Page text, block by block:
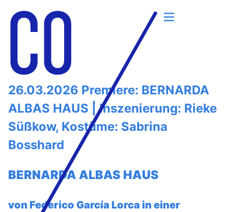
Skip
to
content
26.03.2026 Premiere: BERNARDA
ALBAS HAUS | Inszenierung: Rieke
Süßkow, Kostüme: Sabrina
Bosshard
BERNARDA ALBAS HAUS
von Federico García Lorca in einer